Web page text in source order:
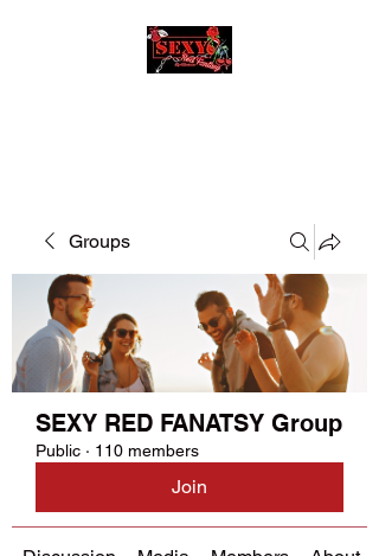
Groups
SEXY RED FANATSY Group
Public · 110 members
Join